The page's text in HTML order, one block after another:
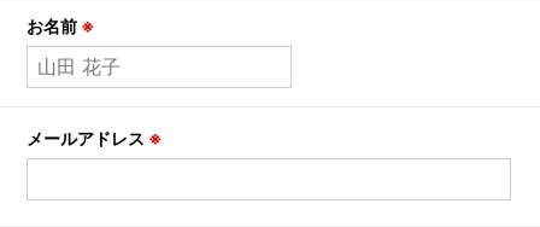
お名前 ※
メールアドレス ※